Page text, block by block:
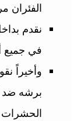
الفئران
نقدم
في جميع
وأخيراً
برشه ضد